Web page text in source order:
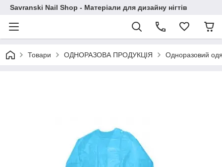
Savranski Nail Shop - Матеріали для дизайну нігтів
Товари ОДНОРАЗОВА ПРОДУКЦІЯ Одноразовий